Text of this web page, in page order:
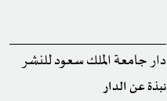
دار جامعة الملك سعود للنشر
نبذة عن الدار